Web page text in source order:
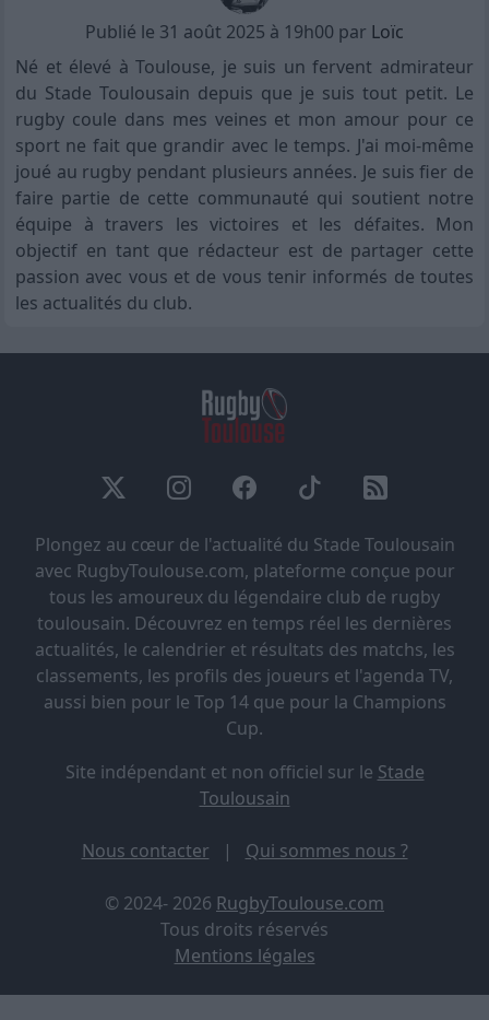
Publié le 31 août 2025 à 19h00 par Loïc
Né et élevé à Toulouse, je suis un fervent admirateur
du Stade Toulousain depuis que je suis tout petit. Le
rugby coule dans mes veines et mon amour pour ce
sport ne fait que grandir avec le temps. J'ai moi-même
joué au rugby pendant plusieurs années. Je suis fier de
faire partie de cette communauté qui soutient notre
équipe à travers les victoires et les défaites. Mon
objectif en tant que rédacteur est de partager cette
passion avec vous et de vous tenir informés de toutes
les actualités du club.
Plongez au cœur de l'actualité du Stade Toulousain
avec RugbyToulouse.com, plateforme conçue pour
tous les amoureux du légendaire club de rugby
toulousain. Découvrez en temps réel les dernières
actualités, le calendrier et résultats des matchs, les
classements, les profils des joueurs et l'agenda TV,
aussi bien pour le Top 14 que pour la Champions
Cup.
Site indépendant et non officiel sur le Stade
Toulousain
Nous contacter | Qui sommes nous ?
© 2024- 2026 RugbyToulouse.com
Tous droits réservés
Mentions légales